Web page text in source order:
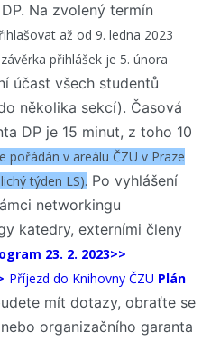
Na zvolený termín
až od 9. ledna 2023
přihlášek je 5. února
účast všech studentů
několika sekcí). Časová
DP je 15 minut, z toho 10
pořádán v areálu ČZU v Praze
týden LS). Po vyhlášení
networkingu
katedry, externími členy
23. 2. 2023>>
Příjezd do Knihovny ČZU Plán
mít dotazy, obraťte se
organizačního garanta